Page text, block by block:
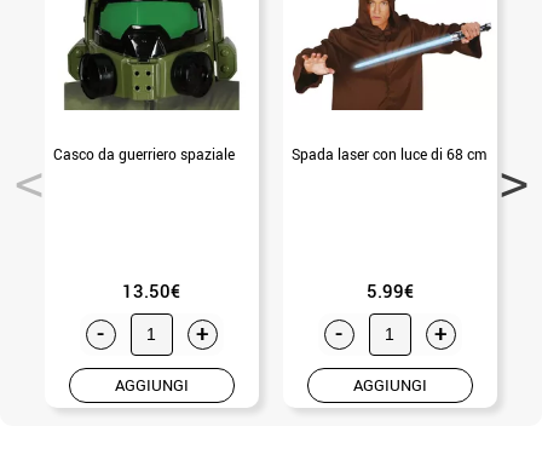
Casco da guerriero spaziale
13.50€
- +
AGGIUNGI
Spada laser con luce di 68 cm
5.99€
- +
AGGIUNGI